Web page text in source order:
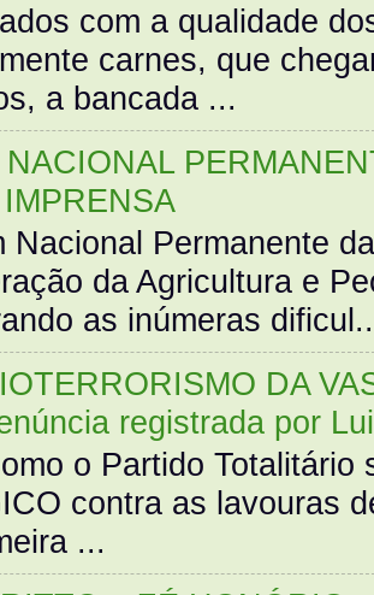
com a qualidade
carnes, que
a bancada ...
Nacional Permanente
da Agricultura e
as inúmeras
DA
registrada por
o Partido Totalitário
contra as lavouras
...